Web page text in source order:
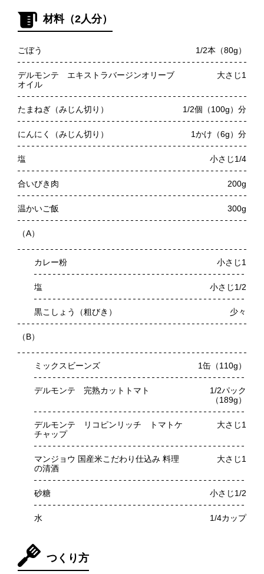
材料（2人分）
ごぼう 1/2本（80g）
デルモンテ エキストラバージンオリーブ
オイル
大さじ1
たまねぎ（みじん切り） 1/2個（100g）分
にんにく（みじん切り） 1かけ（6g）分
塩 小さじ1/4
合いびき肉 200g
温かいご飯 300g
（A）
カレー粉 小さじ1
塩 小さじ1/2
黒こしょう（粗びき） 少々
（B）
ミックスビーンズ 1缶（110g）
デルモンテ 完熟カットトマト
1/2パック
（189g）
デルモンテ リコピンリッチ トマトケ
チャップ
大さじ1
マンジョウ 国産米こだわり仕込み 料理
の清酒
大さじ1
砂糖 小さじ1/2
水 1/4カップ
つくり方